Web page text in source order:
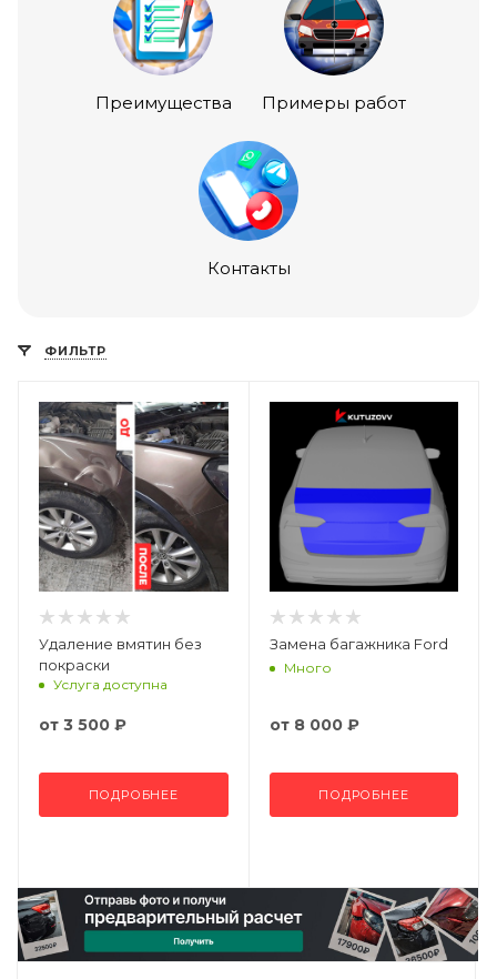
Преимущества Примеры работ
Контакты
ФИЛЬТР
Удаление вмятин без
покраски
Услуга доступна
от 3 500 ₽
ПОДРОБНЕЕ
Замена багажника Ford
Много
от 8 000 ₽
ПОДРОБНЕЕ